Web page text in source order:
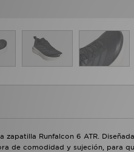
Runfalcon 6 ATR.
de comodidad y sujeción, para